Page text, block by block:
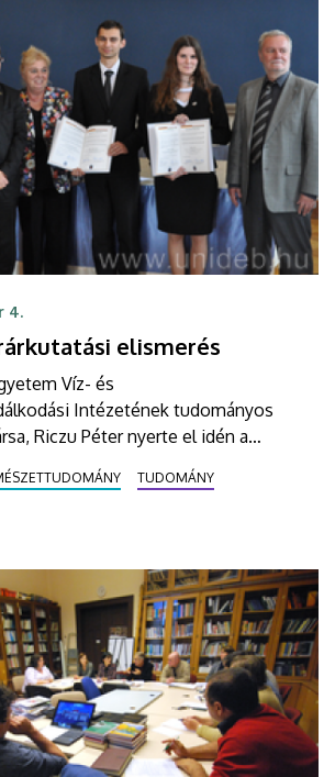
4.
elismerés
Víz- és
Intézetének tudományos
Riczu Péter nyerte el idén a
TUDOMÁNY